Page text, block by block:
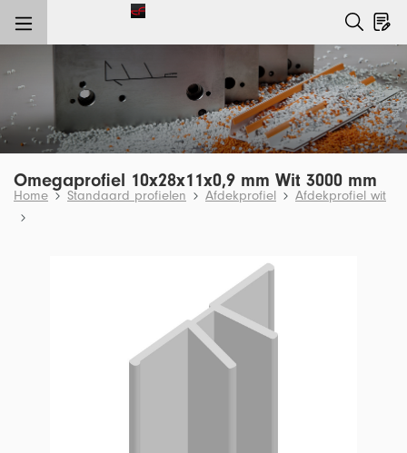
Omegaprofiel 10x28x11x0,9 mm Wit 3000 mm
Home Standaard profielen Afdekprofiel Afdekprofiel wit